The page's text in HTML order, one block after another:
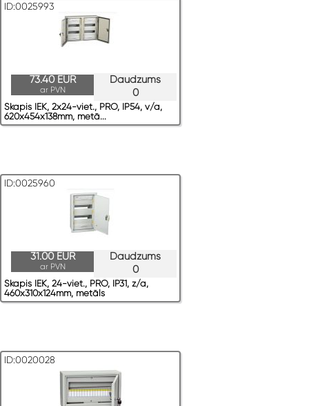
ID:0025993
Daudzums
0
73.40 EUR
ar PVN
Skapis IEK, 2x24-viet., PRO, IP54, v/a,
620x454x138mm, metā...
ID:0025960
Daudzums
0
31.00 EUR
ar PVN
Skapis IEK, 24-viet., PRO, IP31, z/a,
460x310x124mm, metāls
ID:0020028